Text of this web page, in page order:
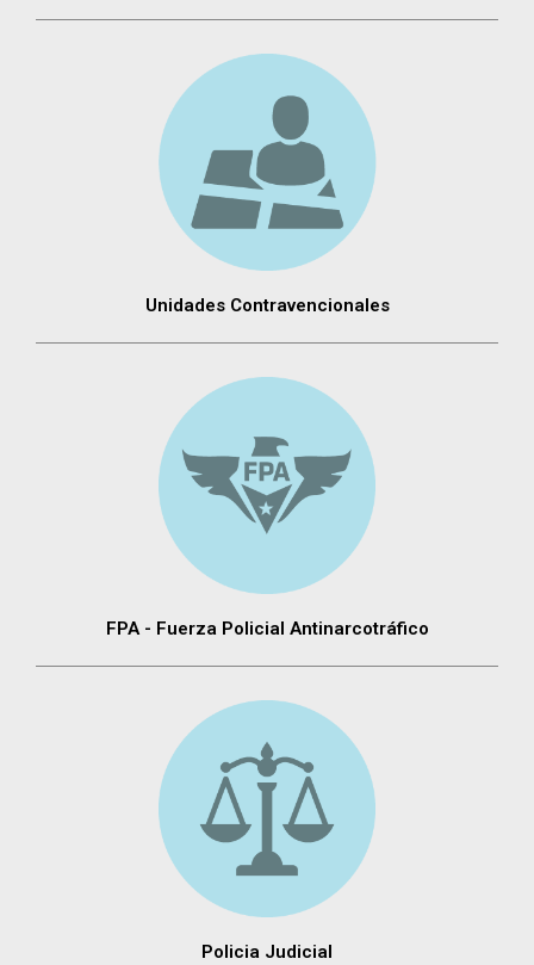
Unidades Contravencionales
FPA - Fuerza Policial Antinarcotráfico
Policia Judicial